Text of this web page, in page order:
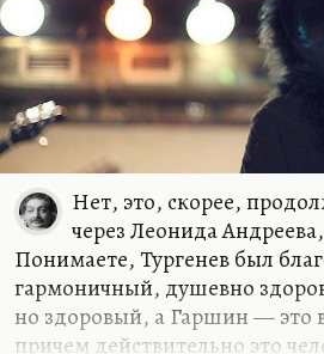
Нет, это, скорее,
через Леонида
Понимаете, Тургенев был
гармоничный, душевно
но здоровый, а Гаршин — это
причем действительно это